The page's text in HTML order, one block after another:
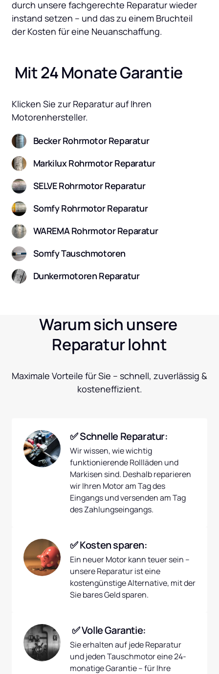
durch unsere fachgerechte Reparatur wieder
instand setzen – und das zu einem Bruchteil
der Kosten für eine Neuanschaffung.
Mit 24 Monate Garantie
Klicken Sie zur Reparatur auf Ihren
Motorenhersteller.
Becker Rohrmotor Reparatur
Markilux Rohrmotor Reparatur
SELVE Rohrmotor Reparatur
Somfy Rohrmotor Reparatur
WAREMA Rohrmotor Reparatur
Somfy Tauschmotoren
Dunkermotoren Reparatur
Warum sich unsere
Reparatur lohnt
Maximale Vorteile für Sie – schnell, zuverlässig &
kosteneffizient.
✅ Schnelle Reparatur:
Wir wissen, wie wichtig
funktionierende Rollläden und
Markisen sind. Deshalb reparieren
wir Ihren Motor am Tag des
Eingangs und versenden am Tag
des Zahlungseingangs.
✅ Kosten sparen:
Ein neuer Motor kann teuer sein –
unsere Reparatur ist eine
kostengünstige Alternative, mit der
Sie bares Geld sparen.
✅ Volle Garantie:
Sie erhalten auf jede Reparatur
und jeden Tauschmotor eine 24-
monatige Garantie – für Ihre